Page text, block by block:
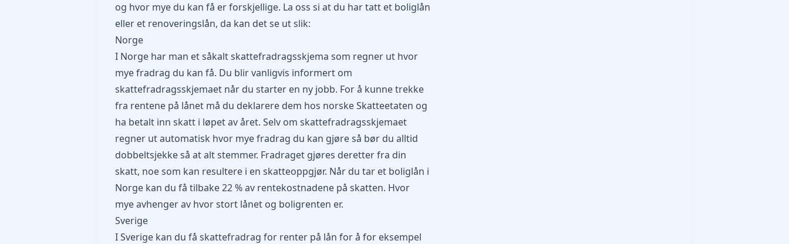
og hvor mye du kan få er forskjellige. La oss si at du har tatt et boliglån
eller et renoveringslån, da kan det se ut slik:
Norge
I Norge har man et såkalt skattefradragsskjema som regner ut hvor
mye fradrag du kan få. Du blir vanligvis informert om
skattefradragsskjemaet når du starter en ny jobb. For å kunne trekke
fra rentene på lånet må du deklarere dem hos norskeSkatteetaten og
ha betalt inn skatt i løpet av året. Selv om skattefradragsskjemaet
regner ut automatisk hvor mye fradrag du kan gjøre så bør du alltid
dobbeltsjekke så at alt stemmer. Fradraget gjøres deretter fra din
skatt, noe som kan resultere i en skatteoppgjør. Når du tar et boliglån i
Norge kan du få tilbake 22 % av rentekostnadene på skatten. Hvor
mye avhenger av hvor stort lånet og boligrenten er.
Sverige
I Sverige kan du få skattefradrag for renter på lån for å for eksempel